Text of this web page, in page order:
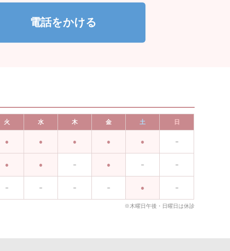
電話をかける
火 水 木 金 土 日
－
－ － －
－ － － － －
※木曜日午後・日曜日は休診